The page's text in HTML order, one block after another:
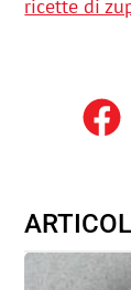
ricette di